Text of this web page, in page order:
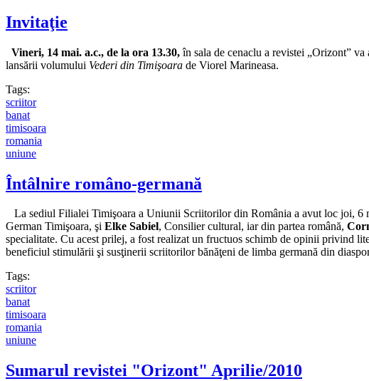
Invitaţie
Vineri, 14 mai. a.c., de la ora 13.30,în sala de cenaclu a revistei „Orizont”
lansării volumului Vederi din Timişoara de Viorel Marineasa.
Tags:
scriitor
banat
timisoara
romania
uniune
Întâlnire româno-germană
La sediul Filialei Timişoara a Uniunii Scriitorilor din România a avut loc joi, 6
German Timişoara, şi Elke Sabiel, Consilier cultural, iar din partea română,
specialitate. Cu acest prilej, a fost realizat un fructuos schimb de opinii privind
beneficiul stimulării şi susţinerii scriitorilor bănăţeni de limba germană din
Tags:
scriitor
banat
timisoara
romania
uniune
Sumarul revistei "Orizont" Aprilie/2010